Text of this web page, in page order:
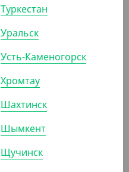
Туркестан
Уральск
Усть-Каменогорск
Хромтау
Шахтинск
Шымкент
Щучинск